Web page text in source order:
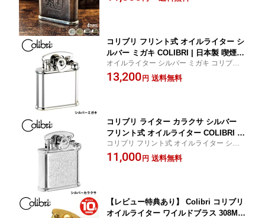
革巻きブラウン COLIBRI 日本製 喫煙具 喫
コリブリ フリント式 オイルライター シ
ルバー ミガキ COLIBRI | 日本製 喫煙具
喫煙グッズ おしゃれ ライター プレゼン
ト ギフト タバコ たばこ メンズ 誕生日
オイルライター シルバー ミガキ コリブリ
フリント COLIBRI 日本製 喫煙具 喫煙グッ
ズ おしゃれプレゼント ギフト 父の日
13,200 円 送料無料
コリブリ ライター カラクサ シルバー
フリント式 オイルライター COLIBRI |
唐草 日本製 喫煙具 喫煙グッズ おしゃ
れ プレゼント ギフト 308-0023 おしゃ
コリブリ フリント式 オイルライター シル
バー カラクサ COLIBRI 日本製 喫煙具 喫煙
グッズ おしゃれ プレゼント ギフト 父の日
11,000 円 送料無料
【レビュー特典あり】 Colibri コリブリ
オイルライター ワイルドブラス 308M-0